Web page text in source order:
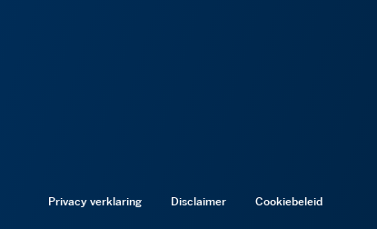
Privacy verklaring Disclaimer Cookiebeleid